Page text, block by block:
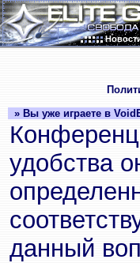
» Вы уже играете в
удобства
данный